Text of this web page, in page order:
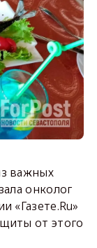
важных
онколог
«Газете.Ru»
от этого